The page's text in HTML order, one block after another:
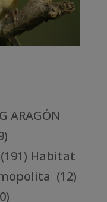
ARAGÓN
Habitat
(12)